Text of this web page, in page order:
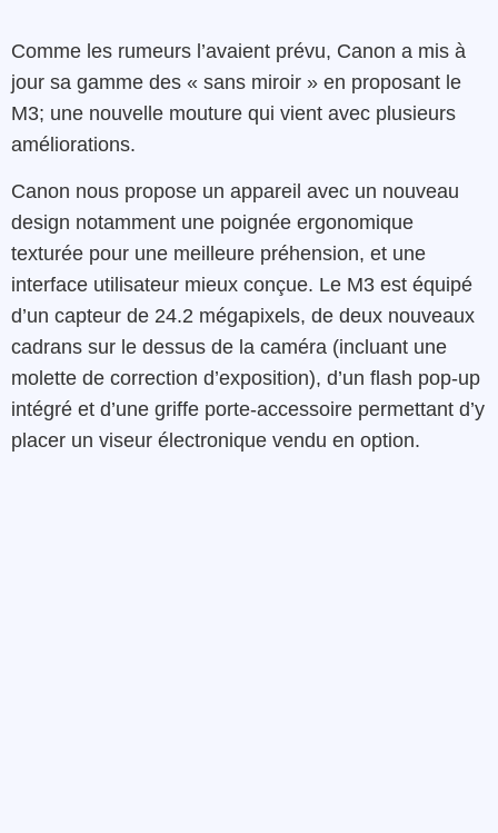
Comme les rumeurs l’avaient prévu, Canon a mis à
jour sa gamme des « sans miroir » en proposant le
M3; une nouvelle mouture qui vient avec plusieurs
améliorations.
Canon nous propose un appareil avec un nouveau
design notamment une poignée ergonomique
texturée pour une meilleure préhension, et une
interface utilisateur mieux conçue. Le M3 est équipé
d’un capteur de 24.2 mégapixels, de deux nouveaux
cadrans sur le dessus de la caméra (incluant une
molette de correction d’exposition), d’un flash pop-up
intégré et d’une griffe porte-accessoire permettant d’y
placer un viseur électronique vendu en option.